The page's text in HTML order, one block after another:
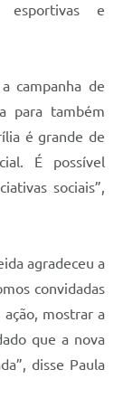
esportivas e
campanha de
para também
é grande de
É possível
sociais”,
agradeceu a
convidadas
mostrar a
que a nova
disse Paula